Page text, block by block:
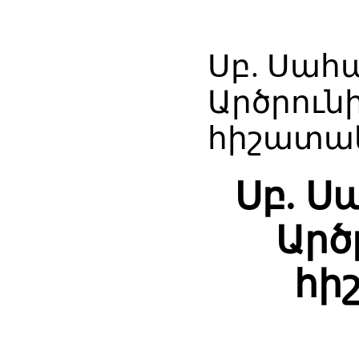
Սբ.
Սբ.